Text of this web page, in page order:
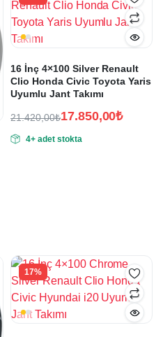
16 İnç 4×100 Silver Renault
Clio Honda Civic Toyota Yaris
Uyumlu Jant Takımı
21.420,00₺
fiyat:
17.850,00₺
andaki
4+ adet stokta
17%